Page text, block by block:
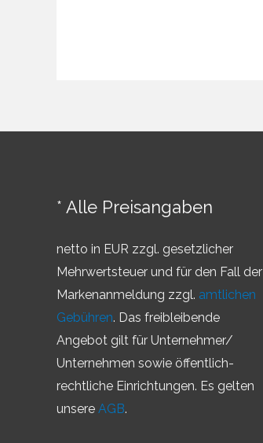
* Alle Preisangaben
netto in EUR zzgl. gesetzlicher
Mehrwertsteuer und für den Fall der
Markenanmeldung zzgl. amtlichen
Gebühren. Das freibleibende
Angebot gilt für Unternehmer/
Unternehmen sowie öffentlich-
rechtliche Einrichtungen. Es gelten
unsere AGB.